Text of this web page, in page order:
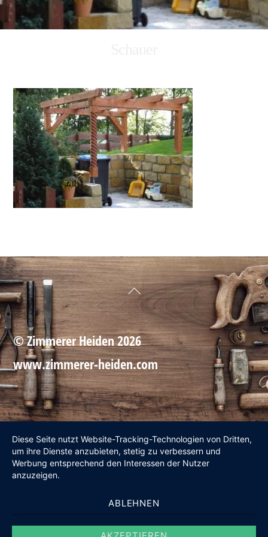
Back
To
Top
©Zimmerer Heiden2026
www.zimmerer-heiden.com
Diese Seite nutzt Website-Tracking-Technologien von Dritten,
um ihre Dienste anzubieten, stetig zu verbessern und
Werbung entsprechend den Interessen der Nutzer
anzuzeigen.
ABLEHNEN